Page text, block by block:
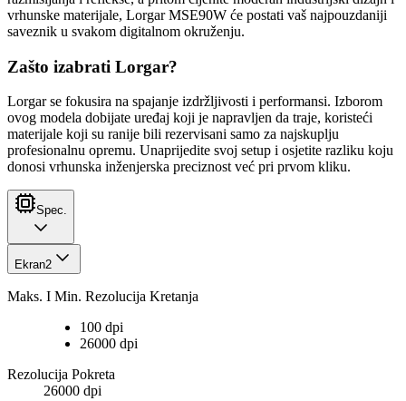
vrhunske materijale, Lorgar MSE90W će postati vaš najpouzdaniji
saveznik u svakom digitalnom okruženju.
Zašto izabrati Lorgar?
Lorgar se fokusira na spajanje izdržljivosti i performansi. Izborom
ovog modela dobijate uređaj koji je napravljen da traje, koristeći
materijale koji su ranije bili rezervisani samo za najskuplju
profesionalnu opremu. Unaprijedite svoj setup i osjetite razliku koju
donosi vrhunska inženjerska preciznost već pri prvom kliku.
Spec.
Ekran2
Maks. I Min. Rezolucija Kretanja
100 dpi
26000 dpi
Rezolucija Pokreta
26000 dpi